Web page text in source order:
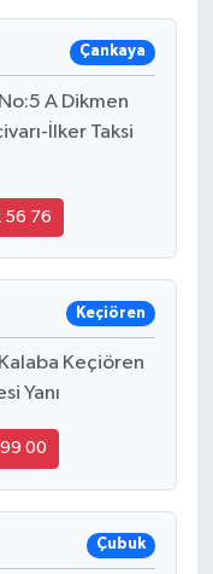
Çankaya
A Dikmen
İlker Taksi
56 76
Keçiören
Keçiören
Yanı
99 00
Çubuk